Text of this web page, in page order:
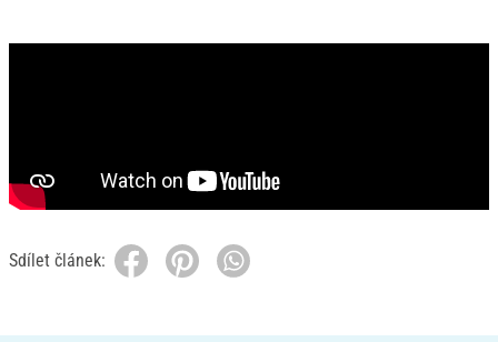
Sdílet článek: